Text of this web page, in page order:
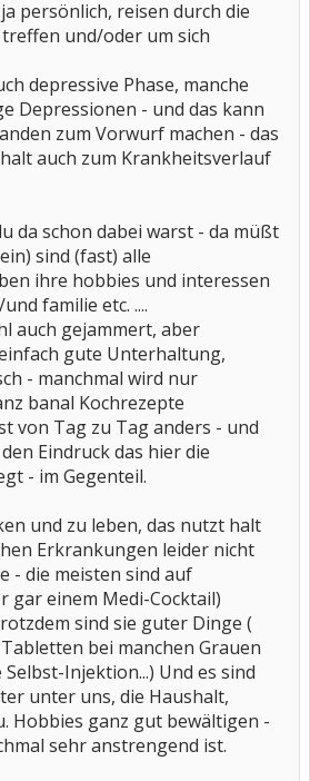
persönlich, reisen durch die
und/oder um sich
depressive Phase, manche
Depressionen - und das kann
zum Vorwurf machen - das
auch zum Krankheitsverlauf
da schon dabei warst - da müßt
sind (fast) alle
ihre hobbies und interessen
familie etc. ....
auch gejammert, aber
gute Unterhaltung,
- manchmal wird nur
banal Kochrezepte
von Tag zu Tag anders - und
Eindruck das hier die
- im Gegenteil.
und zu leben, das nutzt halt
Erkrankungen leider nicht
- die meisten sind auf
gar einem Medi-Cocktail)
sind sie guter Dinge (
bei manchen Grauen
Injektion...) Und es sind
unter uns, die Haushalt,
Hobbies ganz gut bewältigen -
sehr anstrengend ist.